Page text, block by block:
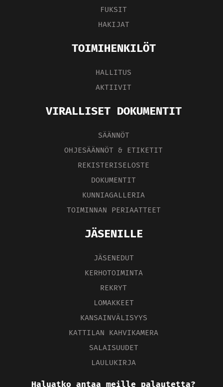
FUKSIT
HAKIJAT
TOIMIHENKILÖT
HALLITUS
AKTIIVIT
VIRALLISET DOKUMENTIT
SÄÄNNÖT
OHJESÄÄNNÖT & ETIKETIT
REKISTERISELOSTE
DOKUMENTIT
KUNNIAGALLERIA
TOIMINNAN PERIAATTEET
JÄSENILLE
JÄSENEDUT
KERHOTOIMINTA
REKRYT
LOMAKKEET
KANSAINVÄLISYYS
KATTILAN KAHVIKAMERA
SALAISUUDET
LAULUKIRJA
Haluatko antaa meille palautetta?